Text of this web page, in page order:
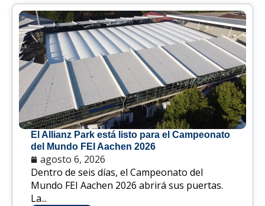
El Allianz Park está listo para el Campeonato
del Mundo FEI Aachen 2026
agosto 6, 2026
Dentro de seis días, el Campeonato del
Mundo FEI Aachen 2026 abrirá sus puertas.
La...